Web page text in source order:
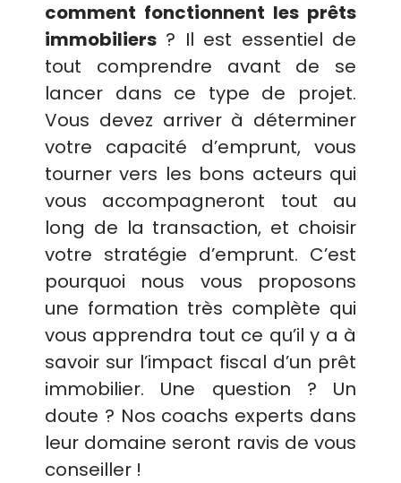
comment fonctionnent les prêts
immobiliers ? Il est essentiel de
tout comprendre avant de se
lancer dans ce type de projet.
Vous devez arriver à déterminer
votre capacité d’emprunt, vous
tourner vers les bons acteurs qui
vous accompagneront tout au
long de la transaction, et choisir
votre stratégie d’emprunt. C’est
pourquoi nous vous proposons
une formation très complète qui
vous apprendra tout ce qu’il y a à
savoir sur l’impact fiscal d’un prêt
immobilier. Une question ? Un
doute ? Nos coachs experts dans
leur domaine seront ravis de vous
conseiller !